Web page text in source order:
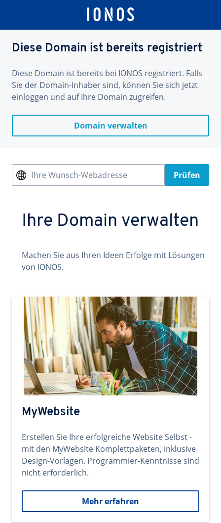
Diese Domain ist bereits registriert
Diese Domain ist bereits bei IONOS registriert. Falls
Sie der Domain-Inhaber sind, können Sie sich jetzt
einloggen und auf Ihre Domain zugreifen.
Domain verwalten
Ihre Wunsch-Webadresse Prüfen
Ihre Domain verwalten
Machen Sie aus Ihren Ideen Erfolge mit Lösungen
von IONOS.
MyWebsite
Erstellen Sie Ihre erfolgreiche Website Selbst -
mit den MyWebsite Komplettpaketen, inklusive
Design-Vorlagen. Programmier-Kenntnisse sind
nicht erforderlich.
Mehr erfahren